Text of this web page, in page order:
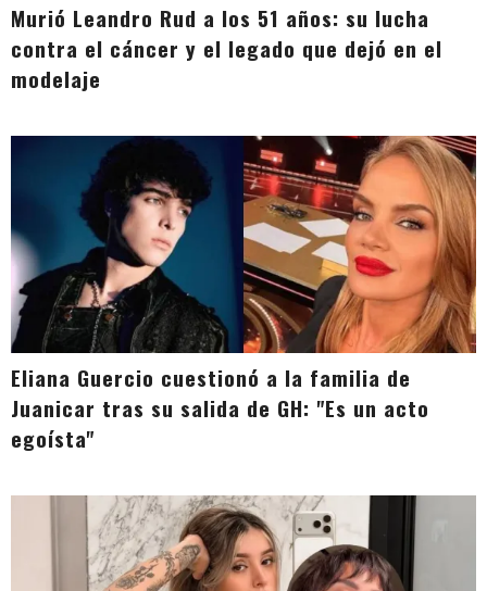
Murió Leandro Rud a los 51 años: su lucha
contra el cáncer y el legado que dejó en el
modelaje
Eliana Guercio cuestionó a la familia de
Juanicar tras su salida de GH: "Es un acto
egoísta"